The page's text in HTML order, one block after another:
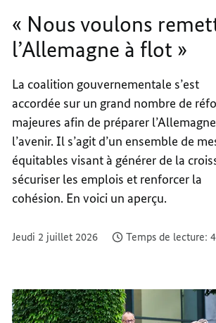
« Nous voulons
l’Allemagne à flot »
La coalition gouvernementale s’est
accordée sur un grand nombre de
majeures afin de préparer
l’avenir. Il s’agit d’un ensemble de
équitables visant à générer de la
sécuriser les emplois et renforcer la
cohésion. En voici un aperçu.
Jeudi 2 juillet 2026 Temps de lecture: